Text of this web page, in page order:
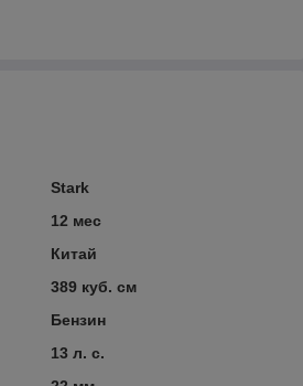
Stark
12 мес
Китай
389 куб. см
Бензин
13 л. с.